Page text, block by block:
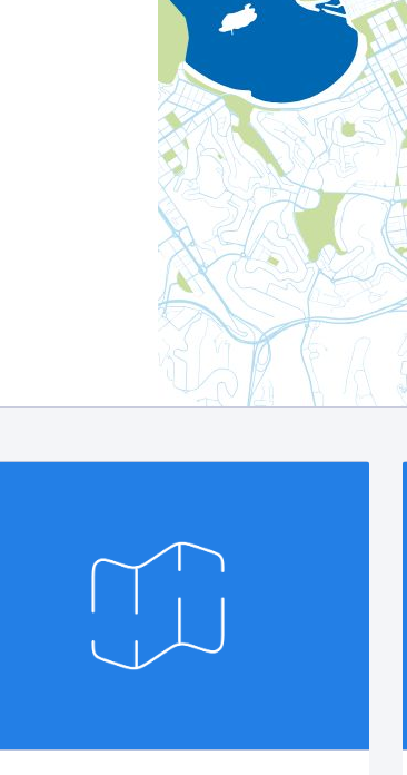
Udal administrazioa
Iragarki ofizialen taula
Egutegi fiskala
Gardentasun ataria